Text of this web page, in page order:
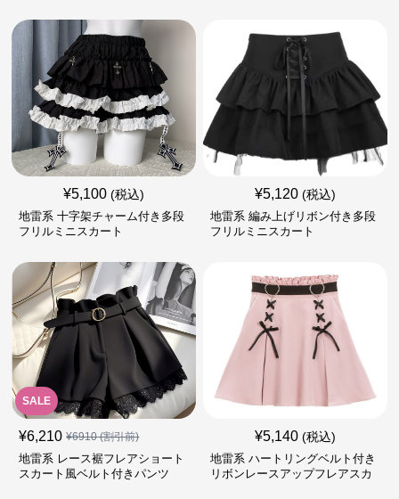
¥5,100 (税込)
地雷系 十字架チャーム付き多段
フリルミニスカート
¥5,120 (税込)
地雷系 編み上げリボン付き多段
フリルミニスカート
SALE
¥6,210 ¥6910(割引前)
地雷系 レース裾フレアショート
スカート風ベルト付きパンツ
¥5,140 (税込)
地雷系 ハートリングベルト付き
リボンレースアップフレアスカ